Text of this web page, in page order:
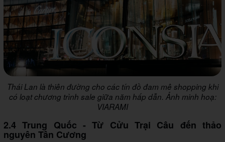
Thái Lan là thiên đường cho các tín đồ đam mê shopping khi
có loạt chương trình sale giữa năm hấp dẫn. Ảnh minh hoạ:
VIARAMI
2.4 Trung Quốc - Từ Cửu Trại Câu đến thảo
nguyên Tân Cương